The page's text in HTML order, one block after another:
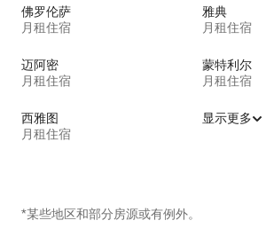
佛罗伦萨
月租住宿
雅典
月租住宿
迈阿密
月租住宿
蒙特利尔
月租住宿
西雅图
月租住宿
显示更多
*某些地区和部分房源或有例外。